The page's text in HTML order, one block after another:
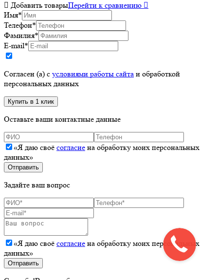
 Добавить товарыПерейти к сравнению 
Имя*
Телефон*
Фамилия*
E-mail*
Согласен (а) с условиями работы сайта и обработкой
персональных данных
Оставьте ваши контактные данные
«Я даю своё согласие на обработку моих персональных
данных»
Задайте ваш вопрос
«Я даю своё согласие на обработку моих персональных
данных»